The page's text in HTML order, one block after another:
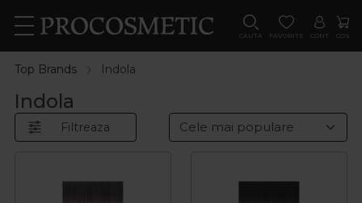
CAUTA FAVORITE CONT COS
Top Brands Indola
Indola
Filtreaza